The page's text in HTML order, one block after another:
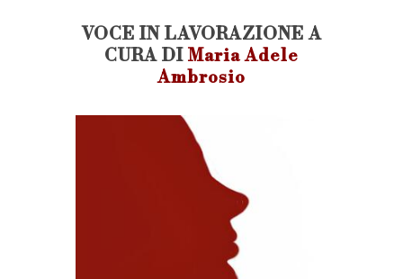
VOCE IN LAVORAZIONE A
CURA DI Maria Adele
Ambrosio